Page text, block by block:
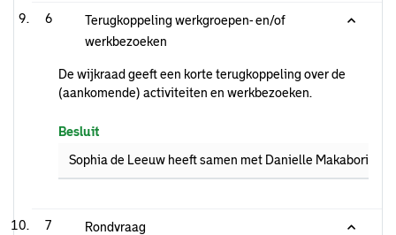
6
Terugkoppeling werkgroepen- en/of
werkbezoeken
De wijkraad geeft een korte terugkoppeling over de
(aankomende) activiteiten en werkbezoeken.
Besluit
Sophia de Leeuw heeft samen met Danielle Makabori
7 Rondvraag